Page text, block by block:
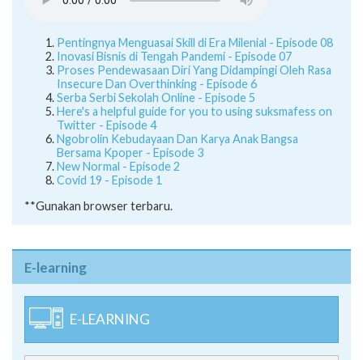
Pentingnya Menguasai Skill di Era Milenial - Episode 08
Inovasi Bisnis di Tengah Pandemi - Episode 07
Proses Pendewasaan Diri Yang Didampingi Oleh Rasa
Insecure Dan Overthinking - Episode 6
Serba Serbi Sekolah Online - Episode 5
Here's a helpful guide for you to using suksmafess on
Twitter - Episode 4
Ngobrolin Kebudayaan Dan Karya Anak Bangsa
Bersama Kpoper - Episode 3
New Normal - Episode 2
Covid 19 - Episode 1
**Gunakan browser terbaru.
E-learning
E-LEARNING